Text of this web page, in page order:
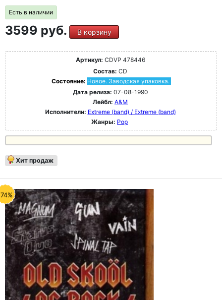
Есть в наличии
3599 руб. В корзину
Артикул: CDVP 478446
Состав: CD
Состояние: Новое. Заводская упаковка.
Дата релиза: 07-08-1990
Лейбл: A&M
Исполнители: Extreme (band) / Extreme (band)
Жанры: Pop
Хит продаж